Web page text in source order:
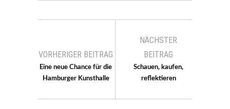
VORHERIGER BEITRAG
Eine neue Chance für die
Hamburger Kunsthalle
NÄCHSTER
BEITRAG
Schauen, kaufen,
reflektieren